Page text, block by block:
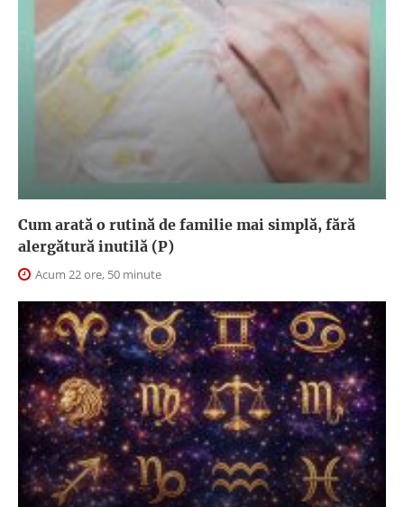
Cum arată o rutină de familie mai simplă, fără
alergătură inutilă (P)
Acum 22 ore, 50 minute